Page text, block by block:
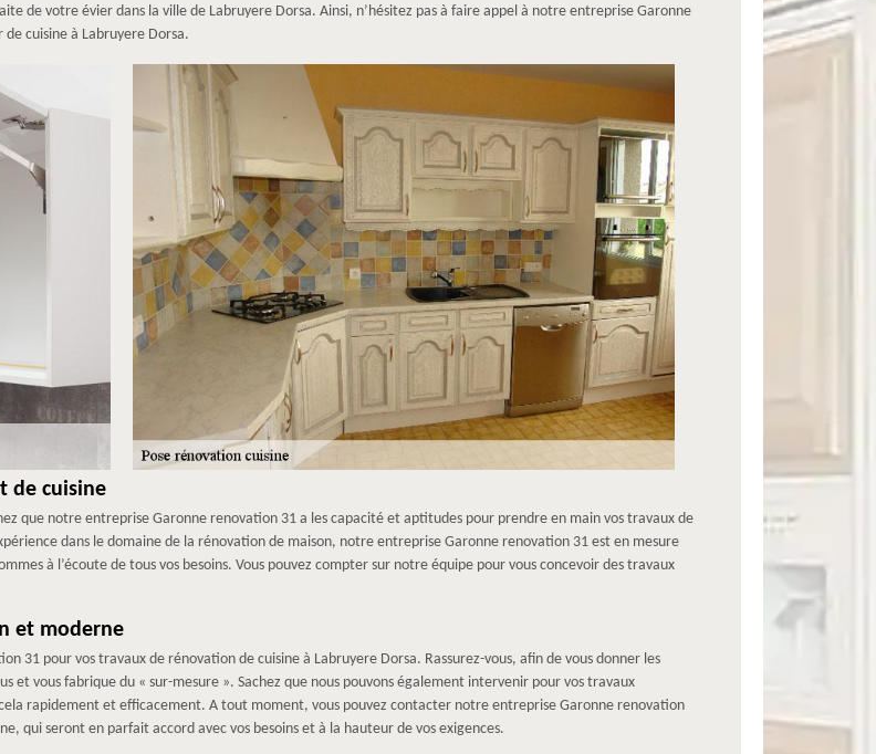
de votre évier dans la ville de Labruyere Dorsa. Ainsi, n’hésitez pas à faire appel à notre entreprise Garonne
cuisine à Labruyere Dorsa.
de cuisine
que notre entreprise Garonne renovation 31 a les capacité et aptitudes pour prendre en main vos travaux de
dans le domaine de la rénovation de maison, notre entreprise Garonne renovation 31 est en mesure
à l’écoute de tous vos besoins. Vous pouvez compter sur notre équipe pour vous concevoir des travaux
et moderne
31 pour vos travaux de rénovation de cuisine à Labruyere Dorsa. Rassurez-vous, afin de vous donner les
et vous fabrique du « sur-mesure ». Sachez que nous pouvons également intervenir pour vos travaux
rapidement et efficacement. A tout moment, vous pouvez contacter notre entreprise Garonne renovation
qui seront en parfait accord avec vos besoins et à la hauteur de vos exigences.